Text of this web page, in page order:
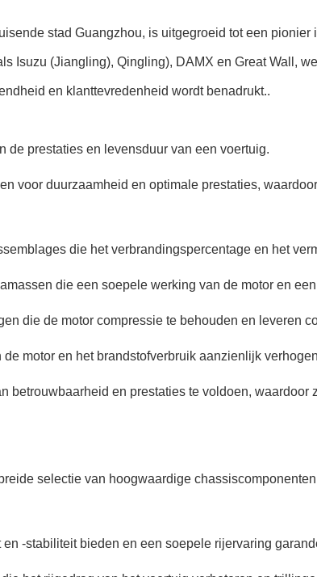
stad Guangzhou, is uitgegroeid tot een pionier
Isuzu (Jiangling), Qingling), DAMX en Great Wall,
en klanttevredenheid wordt benadrukt..
de prestaties en levensduur van een voertuig.
voor duurzaamheid en optimale prestaties,
die het verbrandingspercentage en het
die een soepele werking van de motor en
die de motor compressie te behouden en leveren
motor en het brandstofverbruik aanzienlijk
betrouwbaarheid en prestaties te voldoen,
selectie van hoogwaardige
-stabiliteit bieden en een soepele rijervaring